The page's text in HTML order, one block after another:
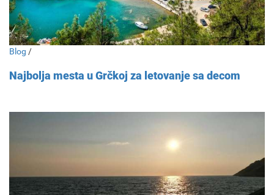
Blog /
Najbolja mesta u Grčkoj za letovanje sa decom